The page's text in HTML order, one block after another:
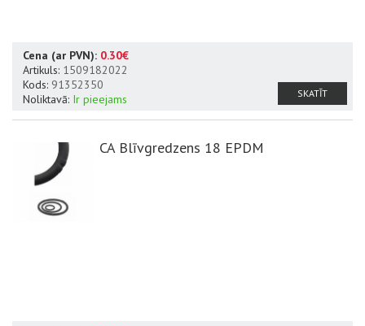
Cena (ar PVN): 0.30€
Artikuls: 1509182022
Kods: 91352350
Noliktavā: Ir pieejams SKATĪT
CA Blīvgredzens 18 EPDM